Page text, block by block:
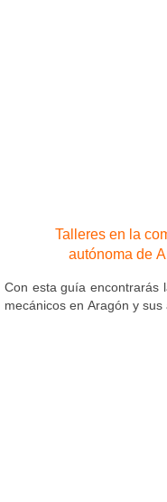
Talleres en la
autónoma de
Con esta guía encontrarás
mecánicos en Aragón y sus